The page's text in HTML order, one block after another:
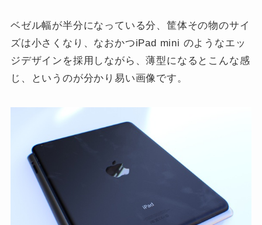
ベゼル幅が半分になっている分、筐体その物のサイ
ズは小さくなり、なおかつiPad mini のようなエッ
ジデザインを採用しながら、薄型になるとこんな感
じ、というのが分かり易い画像です。